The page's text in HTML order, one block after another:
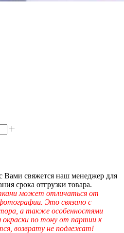
Вами свяжется наш менеджер для
срока отгрузки товара.
может отличаться от
Это связано с
а также особенностями
окраски по тону от партии к
возврату не подлежат!